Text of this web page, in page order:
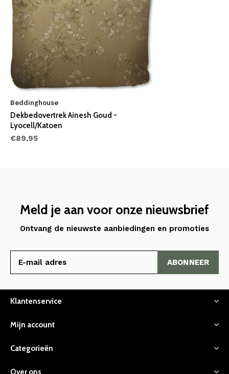
Beddinghouse
Dekbedovertrek Ainesh Goud -
Lyocell/Katoen
€89,95
Meld je aan voor onze nieuwsbrief
Ontvang de nieuwste aanbiedingen en promoties
ABONNEER
Klantenservice
Mijn account
Categorieën
Over ons